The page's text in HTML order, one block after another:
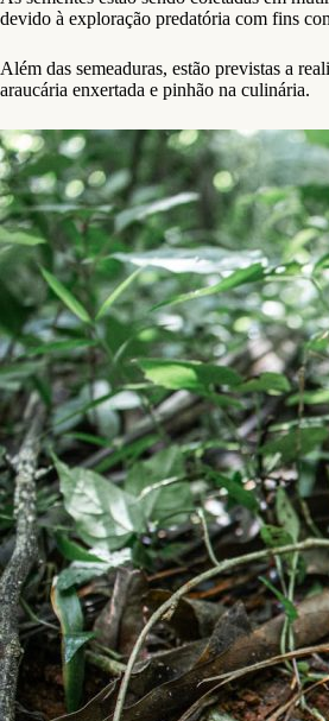
devido à exploração predatória com fins
Além das semeaduras, estão previstas a
araucária enxertada e pinhão na culinária.